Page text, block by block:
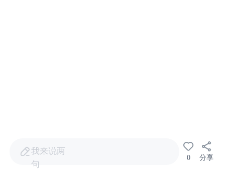
我来说两
句
0 分享